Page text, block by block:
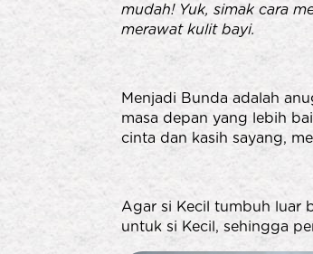
mudah! Yuk, simak cara
merawat kulit bayi.
Menjadi Bunda adalah
masa depan yang lebih
cinta dan kasih sayang,
Agar si Kecil tumbuh luar
untuk si Kecil, sehingga